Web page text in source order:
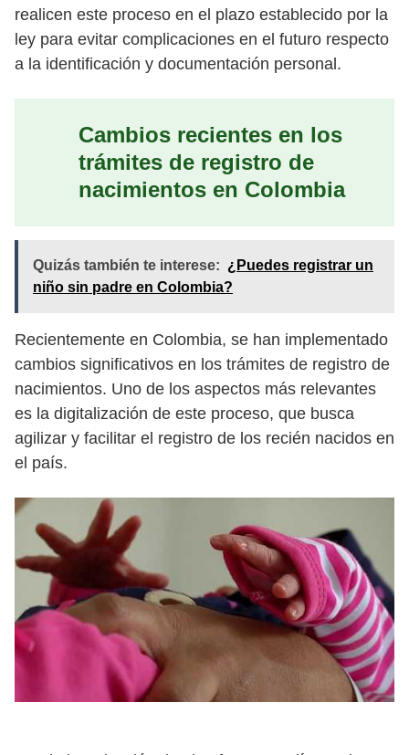
realicen este proceso en el plazo establecido por la
ley para evitar complicaciones en el futuro respecto
a la identificación y documentación personal.
Cambios recientes en los
trámites de registro de
nacimientos en Colombia
Quizás también te interese: ¿Puedes registrar un
niño sin padre en Colombia?
Recientemente en Colombia, se han implementado
cambios significativos en los trámites de registro de
nacimientos. Uno de los aspectos más relevantes
es la digitalización de este proceso, que busca
agilizar y facilitar el registro de los recién nacidos en
el país.